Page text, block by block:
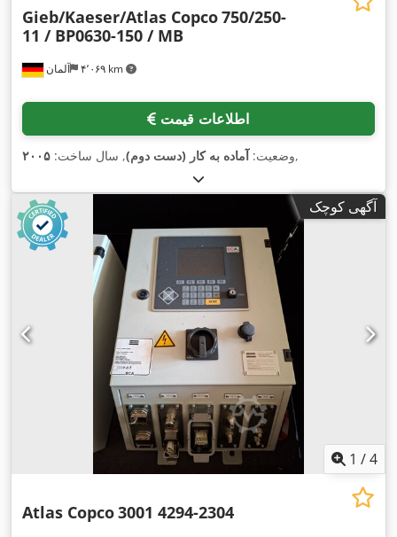
آلمان ۴٬۰۶۹ km
Gieb/Kaeser/Atlas Copco750/250-
11 / BP0630-150 / MB
اطلاعات قیمت
وضعیت:آماده به کار (دست دوم), سال ساخت: ۲۰۰۵ ,
آگهی کوچک
1 /4
Atlas Copco3001 4294-2304